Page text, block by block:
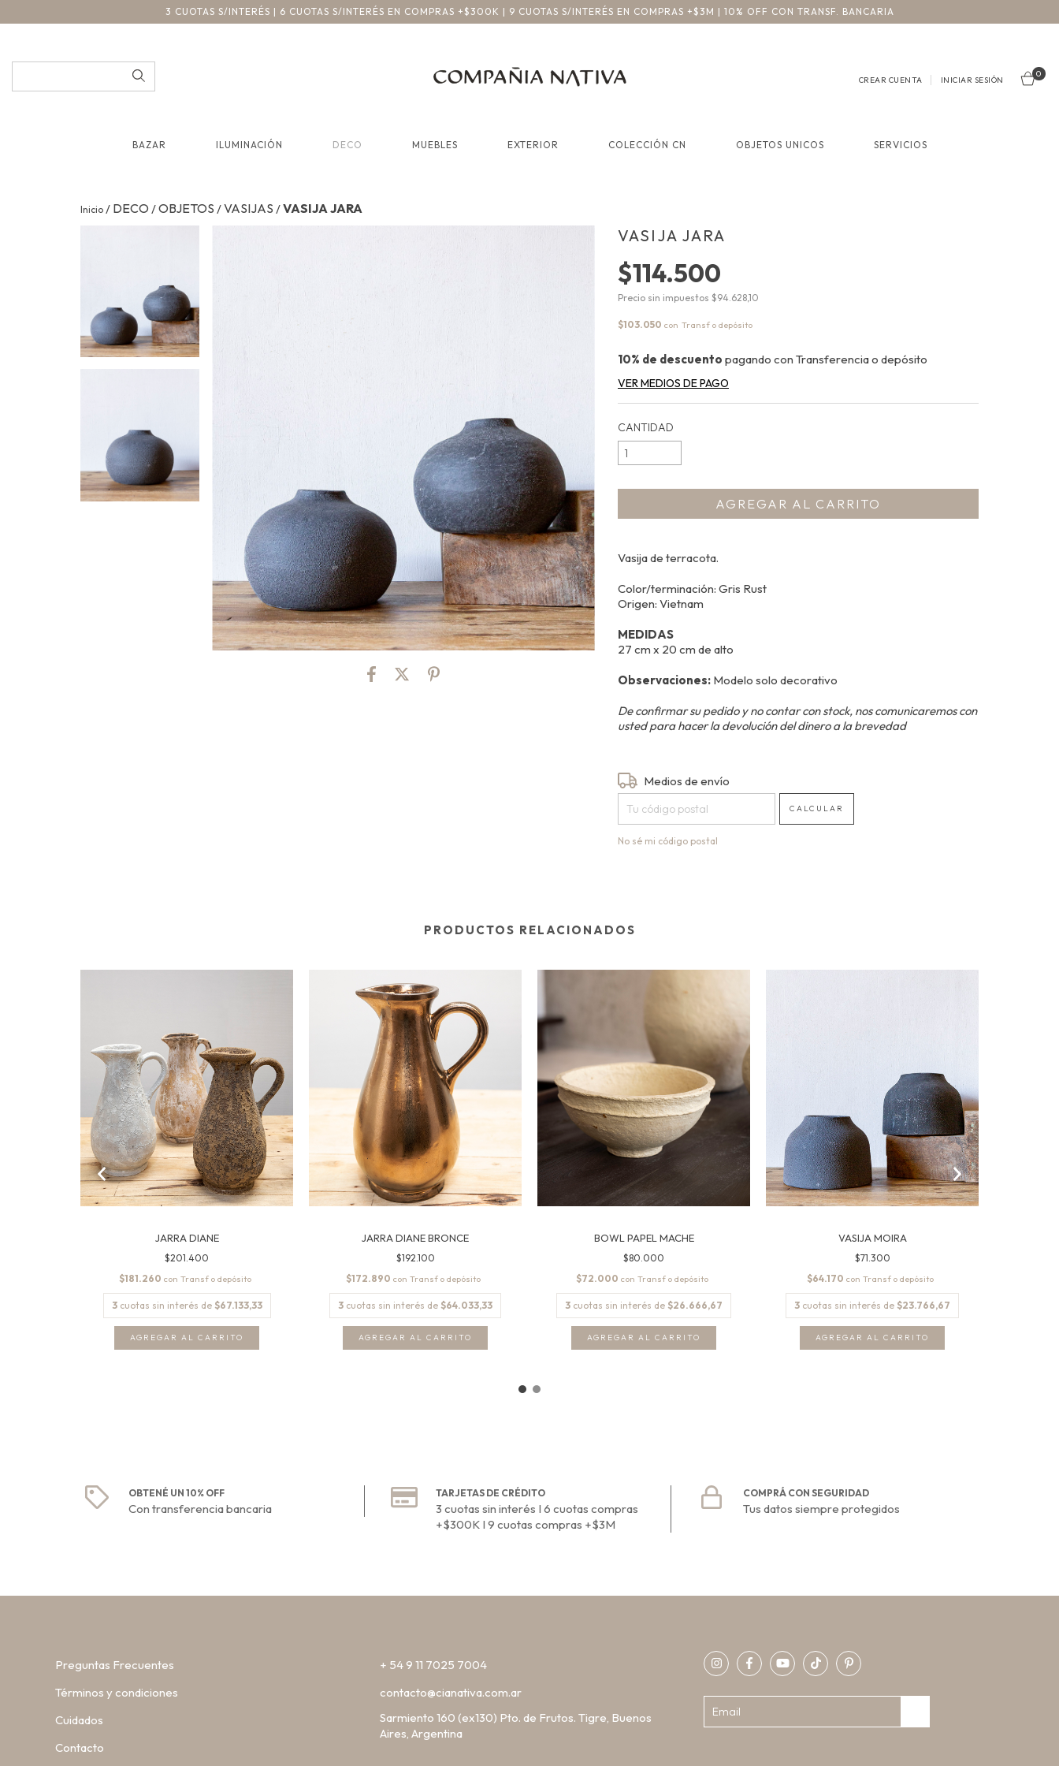
3 CUOTAS S/INTERÉS | 6 CUOTAS S/INTERÉS EN COMPRAS +$300K | 9 CUOTAS S/INTERÉS EN COMPRAS +$3M | 10% OFF CON TRANSF. BANCARIA
CREAR CUENTA INICIAR SESIÓN
0
BAZAR ILUMINACIÓN DECO MUEBLES EXTERIOR COLECCIÓN CN OBJETOS UNICOS SERVICIOS
Inicio / DECO /OBJETOS /VASIJAS /VASIJA JARA
VASIJA JARA
$114.500
Precio sin impuestos$94.628,10
$103.050 con
10% de descuento pagando con Transferencia o depósito
VER MEDIOS DE PAGO
CANTIDAD
Vasija de terracota.
Color/terminación: Gris Rust
Origen: Vietnam
MEDIDAS
27 cm x 20 cm de alto
Observaciones: Modelo solo decorativo
De confirmar su pedido y no contar con stock, nos comunicaremos con
usted para hacer la devolución del dinero a la brevedad
Entregas para el CP:
Medios de envío
CALCULAR
No sé mi código postal
PRODUCTOS RELACIONADOS
JARRA DIANE
$201.400
$181.260 con
3 cuotas sin interés de $67.133,33
AGREGAR AL CARRITO
JARRA DIANE BRONCE
$192.100
$172.890 con
3 cuotas sin interés de $64.033,33
BOWL PAPEL MACHE
$80.000
$72.000 con
3 cuotas sin interés de $26.666,67
VASIJA MOIRA
$71.300
$64.170 con
3 cuotas sin interés de $23.766,67
OBTENÉ UN 10% OFF
Con transferencia bancaria
TARJETAS DE CRÉDITO
3 cuotas sin interés I 6 cuotas compras
+$300K I 9 cuotas compras +$3M
COMPRÁ CON SEGURIDAD
Tus datos siempre protegidos
Preguntas Frecuentes
Términos y condiciones
Cuidados
Contacto
+ 54 9 11 7025 7004
contacto@cianativa.com.ar
Sarmiento 160 (ex130) Pto. de Frutos. Tigre, Buenos
Aires, Argentina